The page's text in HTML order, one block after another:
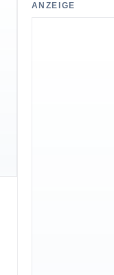
ANZEIGE